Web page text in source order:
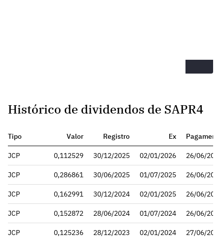
Histórico de dividendos de SAPR4
Tipo Valor Registro Ex
JCP 0,112529 30/12/2025 02/01/2026 26/06/
JCP 0,286861 30/06/2025 01/07/2025 26/06/
JCP 0,162991 30/12/2024 02/01/2025 26/06/
JCP 0,152872 28/06/2024 01/07/2024 26/06/
JCP 0,125236 28/12/2023 02/01/2024 27/06/